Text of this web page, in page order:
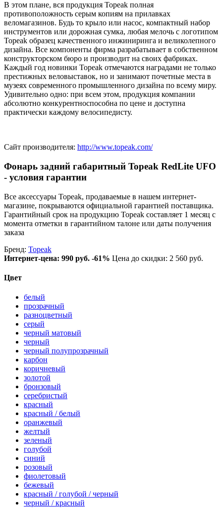
В этом плане, вся продукция Topeak полная
противоположность серым копиям на прилавках
веломагазинов. Будь то крыло или насос, компактный набор
инструментов или дорожная сумка, любая мелочь с логотипом
Topeak образец качественного инжиниринга и великолепного
дизайна. Все компоненты фирма разрабатывает в собственном
конструкторском бюро и производит на своих фабриках.
Каждый год новинки Topeak отмечаются наградами не только
престижных веловыставок, но и занимают почетные места в
музеях современного промышленного дизайна по всему миру.
Удивительно одно: при всем этом, продукция компании
абсолютно конкурентноспособна по цене и доступна
практически каждому велосипедисту.
Сайт производителя: http://www.topeak.com/
Фонарь задний габаритный Topeak RedLite UFO
- условия гарантии
Все аксессуары Topeak, продаваемые в нашем интернет-
магазине, покрываются официальной гарантией поставщика.
Гарантийный срок на продукцию Topeak составляет 1 месяц с
момента отметки в гарантийном талоне или даты получения
заказа
Бренд: Topeak
Интернет-цена: 990 руб. -61% Цена до скидки: 2 560 руб.
Цвет
белый
прозрачный
разноцветный
серый
черный матовый
черный
черный полупрозрачный
карбон
коричневый
золотой
бронзовый
серебристый
красный
красный / белый
оранжевый
желтый
зеленый
голубой
синий
розовый
фиолетовый
бежевый
красный / голубой / черный
черный / красный